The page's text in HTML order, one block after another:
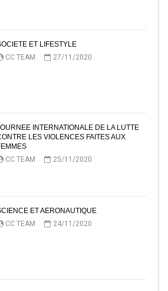
ET LIFESTYLE
CC TEAM
27/11/2020
INTERNATIONALE DE LA LUTTE
LES VIOLENCES FAITES AUX
CC TEAM
25/11/2020
ET AERONAUTIQUE
CC TEAM
24/11/2020